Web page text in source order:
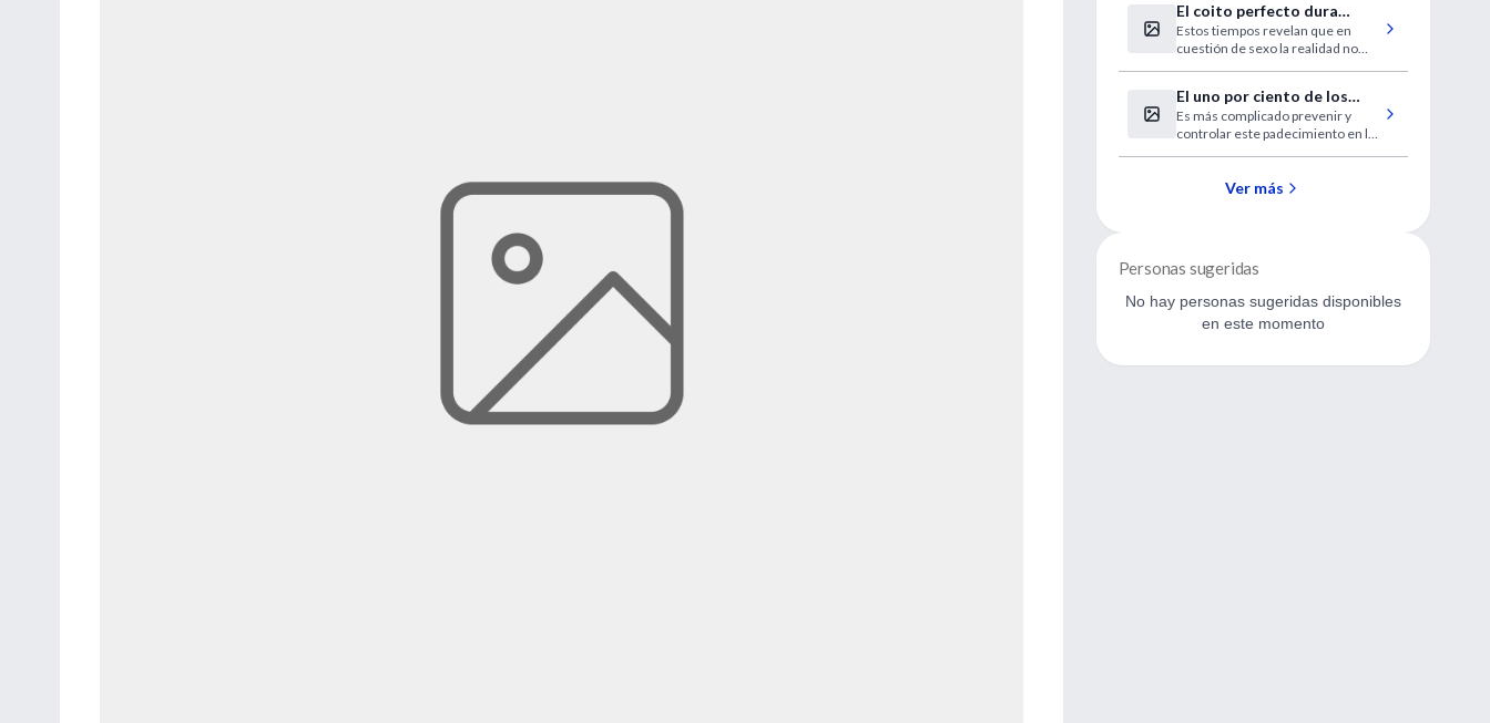
científicos canadienses.
El coito perfecto dura
entre 7 y 13 minutos
Estos tiempos revelan que en
cuestión de sexo la realidad no
El uno por ciento de los
niños padece hipertensión
Es más complicado prevenir y
controlar este padecimiento en las
Ver más
Personas sugeridas
No hay personas sugeridas disponibles
en este momento